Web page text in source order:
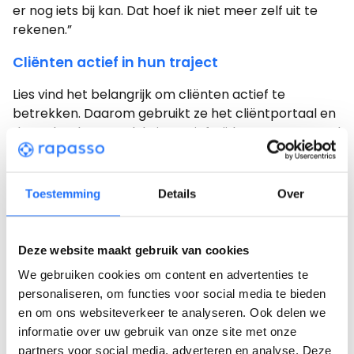
Toestemming Details Over
Deze website maakt gebruik van cookies
We gebruiken cookies om content en advertenties te
personaliseren, om functies voor social media te bieden
en om ons websiteverkeer te analyseren. Ook delen we
informatie over uw gebruik van onze site met onze
partners voor social media, adverteren en analyse. Deze
er nog iets bij kan. Dat hoef ik niet meer zelf uit te
rekenen.”
Cliënten actief in hun traject
Lies vind het belangrijk om cliënten actief te
betrekken. Daarom gebruikt ze het cliëntportaal en
de opdrachtenmodule intensief. Tijdens corona werd
dat nog belangrijker.
“We hebben onze eigen re-integratietoolkit
gebouwd,” vertelt Lies. “Alles in onze eigen huisstijl:
van cv-opdrachten tot sollicitatietrainingen, van
assertiviteit tot 360-gradenfeedback.”
Die opdrachten zetten cliënten actief aan het werk.
“Het voorkomt dat coaches alles overnemen. De
cliënt moet zelf aan de slag en wij kunnen dat goed
volgen.”